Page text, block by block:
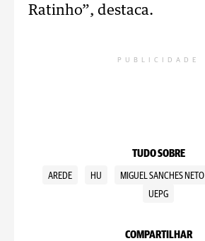
Ratinho”, destaca.
PUBLICIDADE
TUDO SOBRE
AREDE HU MIGUEL SANCHES NETO
UEPG
COMPARTILHAR